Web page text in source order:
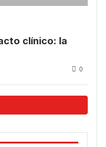
clínico: la
0